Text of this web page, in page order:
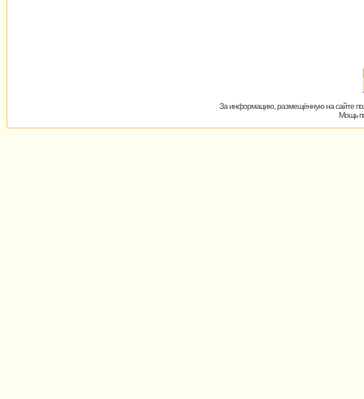
За информацию, размещённую на сайте
Мощь